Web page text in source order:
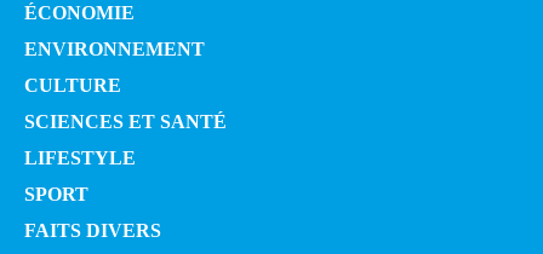
ÉCONOMIE
ENVIRONNEMENT
CULTURE
SCIENCES ET SANTÉ
LIFESTYLE
SPORT
FAITS DIVERS